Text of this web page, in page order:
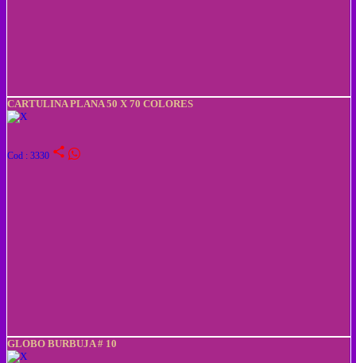
CARTULINA PLANA 50 X 70 COLORES
Cod : 3330 share
GLOBO BURBUJA # 10